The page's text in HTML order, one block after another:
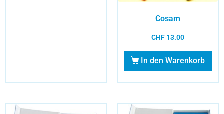
Cosam
CHF 13.00
In den Warenkorb